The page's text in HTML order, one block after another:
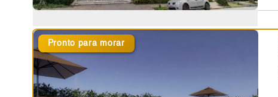
Pronto para morar